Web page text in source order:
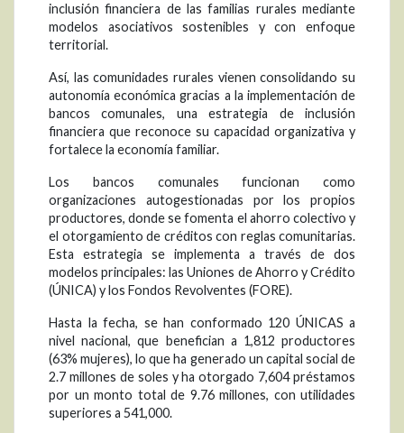
inclusión financiera de las familias rurales mediante
modelos asociativos sostenibles y con enfoque
territorial.
Así, las comunidades rurales vienen consolidando su
autonomía económica gracias a la implementación de
bancos comunales, una estrategia de inclusión
financiera que reconoce su capacidad organizativa y
fortalece la economía familiar.
Los bancos comunales funcionan como
organizaciones autogestionadas por los propios
productores, donde se fomenta el ahorro colectivo y
el otorgamiento de créditos con reglas comunitarias.
Esta estrategia se implementa a través de dos
modelos principales: las Uniones de Ahorro y Crédito
(ÚNICA) y los Fondos Revolventes (FORE).
Hasta la fecha, se han conformado 120 ÚNICAS a
nivel nacional, que benefician a 1,812 productores
(63% mujeres), lo que ha generado un capital social de
2.7 millones de soles y ha otorgado 7,604 préstamos
por un monto total de 9.76 millones, con utilidades
superiores a 541,000.